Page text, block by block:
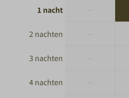
1 nacht
2 nachten
3 nachten
4 nachten